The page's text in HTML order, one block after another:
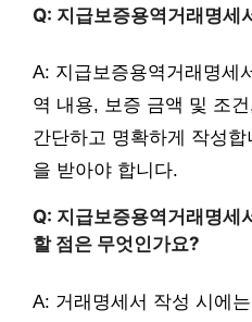
Q: 지급보증용역거래명세
A: 지급보증용역거래명세
역 내용, 보증 금액 및 조
간단하고 명확하게 작성
을 받아야 합니다.
Q: 지급보증용역거래명세
할 점은 무엇인가요?
A: 거래명세서 작성 시에